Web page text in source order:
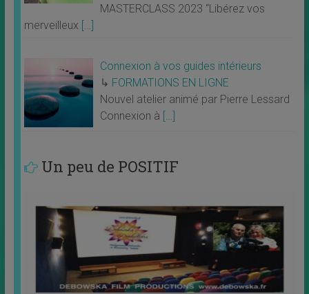
MASTERCLASS 2023 “Libérez vos
merveilleux […]
Connexion à vos guides intérieurs
↳ FORMATIONS EN LIGNE
Nouvel atelier animé par Pierre Lessard
Connexion à […]
Un peu de POSITIF